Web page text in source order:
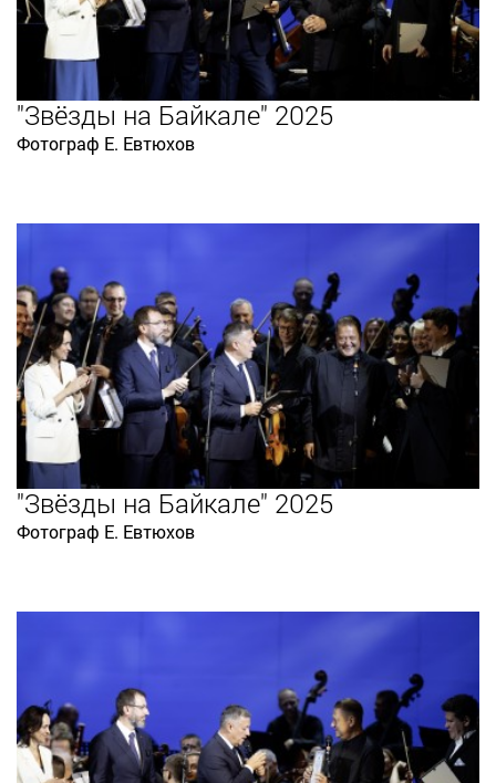
"Звёзды на Байкале" 2025
Фотограф Е. Евтюхов
"Звёзды на Байкале" 2025
Фотограф Е. Евтюхов